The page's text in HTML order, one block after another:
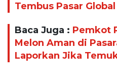
Tembus Pasar Global
Baca Juga : Pemkot
Melon Aman di
Laporkan Jika